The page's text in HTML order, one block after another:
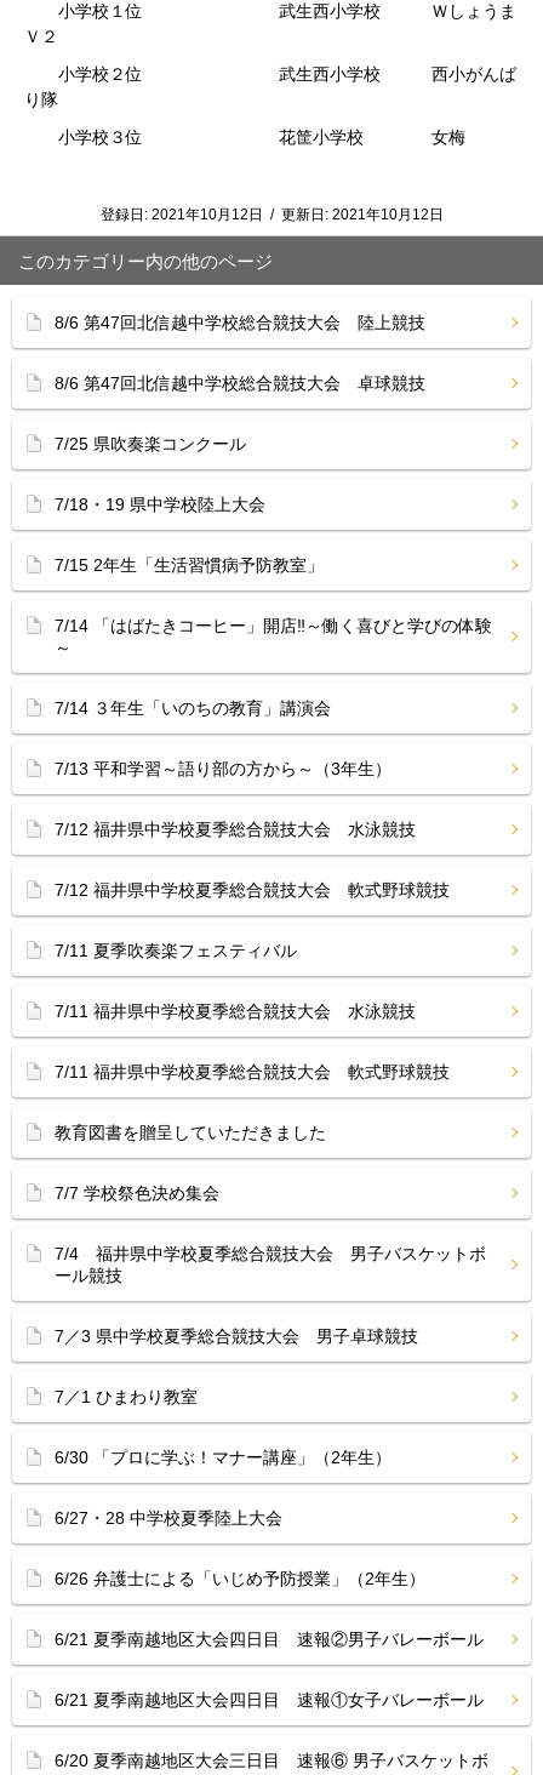
小学校１位 武生西小学校 Ｗしょうま
Ｖ２
小学校２位 武生西小学校 西小がんば
り隊
小学校３位 花筐小学校 女梅
登録日: 2021年10月12日 / 更新日: 2021年10月12日
このカテゴリー内の他のページ
8/6 第47回北信越中学校総合競技大会 陸上競技
8/6 第47回北信越中学校総合競技大会 卓球競技
7/25 県吹奏楽コンクール
7/18・19 県中学校陸上大会
7/15 2年生「生活習慣病予防教室」
7/14 「はばたきコーヒー」開店‼︎～働く喜びと学びの体験
～
7/14 ３年生「いのちの教育」講演会
7/13 平和学習～語り部の方から～（3年生）
7/12 福井県中学校夏季総合競技大会 水泳競技
7/12 福井県中学校夏季総合競技大会 軟式野球競技
7/11 夏季吹奏楽フェスティバル
7/11 福井県中学校夏季総合競技大会 水泳競技
7/11 福井県中学校夏季総合競技大会 軟式野球競技
教育図書を贈呈していただきました
7/7 学校祭色決め集会
7/4 福井県中学校夏季総合競技大会 男子バスケットボ
ール競技
7／3 県中学校夏季総合競技大会 男子卓球競技
7／1 ひまわり教室
6/30 「プロに学ぶ！マナー講座」（2年生）
6/27・28 中学校夏季陸上大会
6/26 弁護士による「いじめ予防授業」（2年生）
6/21 夏季南越地区大会四日目 速報②男子バレーボール
6/21 夏季南越地区大会四日目 速報①女子バレーボール
6/20 夏季南越地区大会三日目 速報⑥ 男子バスケットボ